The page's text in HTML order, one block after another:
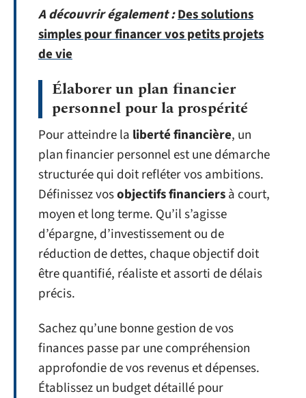
A découvrir également :Des solutions
simples pour financer vos petits projets
de vie
Élaborer un plan financier
personnel pour la prospérité
Pour atteindre la liberté financière, un
plan financier personnel est une démarche
structurée qui doit refléter vos ambitions.
Définissez vosobjectifs financiersà court,
moyen et long terme. Qu’il s’agisse
d’épargne, d’investissement ou de
réduction de dettes, chaque objectif doit
être quantifié, réaliste et assorti de délais
précis.
Sachez qu’une bonne gestion de vos
finances passe par une compréhension
approfondie de vos revenus et dépenses.
Établissez un budget détaillé pour